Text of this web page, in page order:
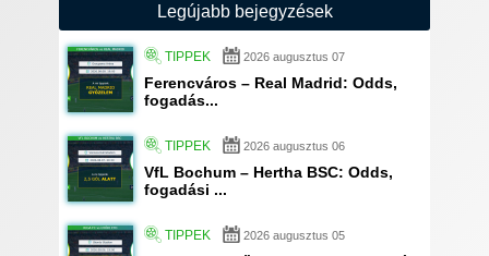
Legújabb bejegyzések
TIPPEK 2026 augusztus 07
Ferencváros – Real Madrid: Odds,
fogadás...
TIPPEK 2026 augusztus 06
VfL Bochum – Hertha BSC: Odds,
fogadási ...
TIPPEK 2026 augusztus 05